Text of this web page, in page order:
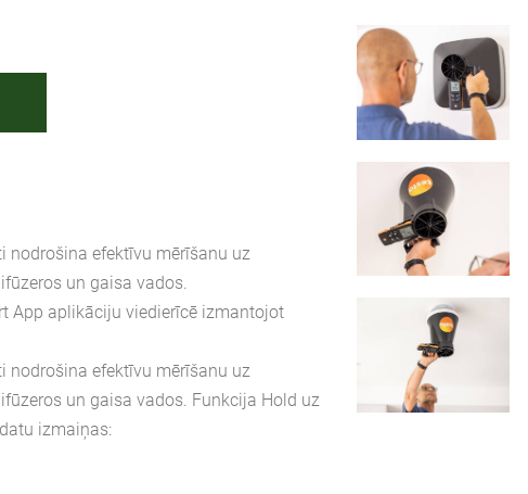
nodrošina efektīvu mērīšanu uz
un gaisa vados.
App aplikāciju viedierīcē izmantojot
nodrošina efektīvu mērīšanu uz
un gaisa vados. Funkcija Hold uz
izmaiņas: